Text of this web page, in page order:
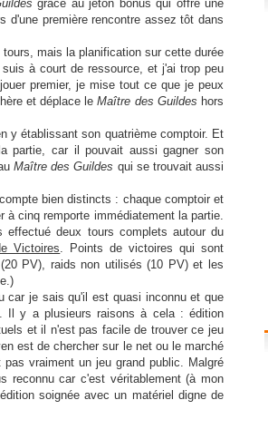
grâce au jeton bonus qui offre une
d'une première rencontre assez tôt dans
mais la planification sur cette durée
à court de ressource, et j'ai trop peu
premier, je mise tout ce que je peux
et déplace leMaître des Guildes hors
y établissant son quatrième comptoir. Et
partie, car il pouvait aussi gagner son
Maître des Guildes qui se trouvait aussi
bien distincts : chaque comptoir et
à cinq remporte immédiatement la partie.
deux tours complets autour du
Victoires. Points de victoires qui sont
PV), raids non utilisés (10 PV) et les
car je sais qu'il est quasi inconnu et que
Il y a plusieurs raisons à cela : édition
et il n'est pas facile de trouver ce jeu
est de chercher sur le net ou le marché
vraiment un jeu grand public. Malgré
reconnu car c'est véritablement (à mon
soignée avec un matériel digne de